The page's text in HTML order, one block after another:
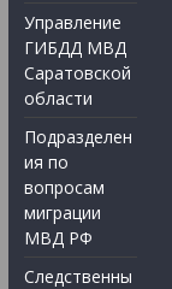
Управление
ГИБДД МВД
Саратовской
области
Подразделен
ия по
вопросам
миграции
МВД РФ
Следственны